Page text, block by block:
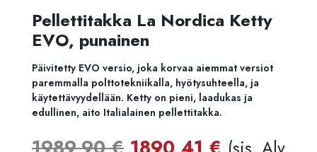
Pellettitakka La Nordica Ketty
EVO, punainen
Päivitetty EVO versio, joka korvaa aiemmat versiot
paremmalla polttotekniikalla, hyötysuhteella, ja
käytettävyydellään. Ketty on pieni, laadukas ja
edullinen, aito Italialainen pellettitakka.